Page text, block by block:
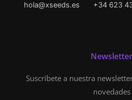
hola@xseeds.es
+34 623
Newsletter
Suscríbete a nuestra
novedades